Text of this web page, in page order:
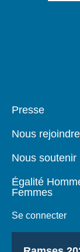
Pied
Presse
Nous rejoindre
Nous soutenir
Égalité
Femmes
Se connecter